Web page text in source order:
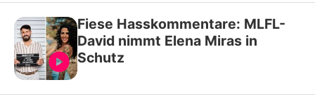
Fiese Hasskommentare: MLFL-
David nimmt Elena Miras in
Schutz